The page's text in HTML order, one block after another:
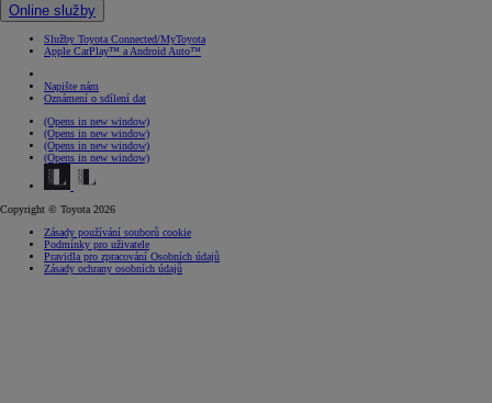
Online služby
Služby Toyota Connected/MyToyota
Apple CarPlay™ a Android Auto™
Napište nám
Oznámení o sdílení dat
(Opens in new window)
(Opens in new window)
(Opens in new window)
(Opens in new window)
Copyright © Toyota 2026
Zásady používání souborů cookie
Podmínky pro uživatele
Pravidla pro zpracování Osobních údajů
Zásady ochrany osobních údajů